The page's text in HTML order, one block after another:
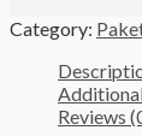
Category:
Reviews